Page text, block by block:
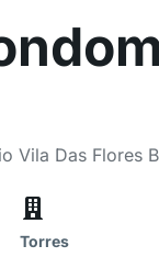
Vila Das Flores
Torres